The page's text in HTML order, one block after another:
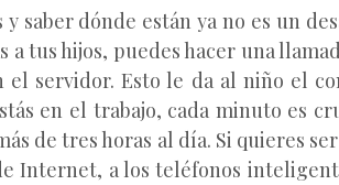
dónde están ya no es un
a tus hijos, puedes hacer una
servidor. Esto le da al niño el
en el trabajo, cada minuto es
de tres horas al día. Si quieres
Internet, a los teléfonos